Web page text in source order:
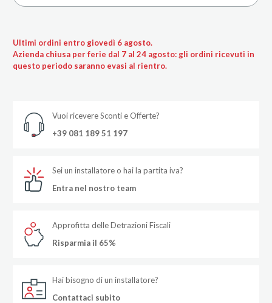
Ultimi ordini entro giovedì 6 agosto.
Azienda chiusa per ferie dal 7 al 24 agosto: gli ordini ricevuti in
questo periodo saranno evasi al rientro.
Vuoi ricevere Sconti e Offerte?
+39 081 189 51 197
Sei un installatore o hai la partita iva?
Entra nel nostro team
Approfitta delle Detrazioni Fiscali
Risparmia il 65%
Hai bisogno di un installatore?
Contattaci subito